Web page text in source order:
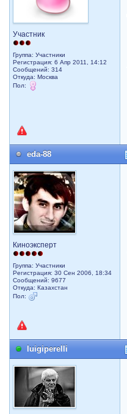
Участник
Группа: Участники
Регистрация: 6 Апр 2011, 14:12
Сообщений: 314
Откуда: Москва
Пол:
eda-88
Киноэксперт
Группа: Участники
Регистрация: 30 Сен 2006, 18:34
Сообщений: 9677
Откуда: Казахстан
Пол:
luigiperelli